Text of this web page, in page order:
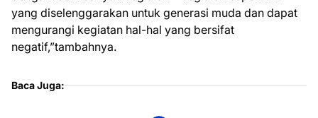
yang diselenggarakan untuk generasi muda dan dapat
mengurangi kegiatan hal-hal yang bersifat
negatif,”tambahnya.
Baca Juga: